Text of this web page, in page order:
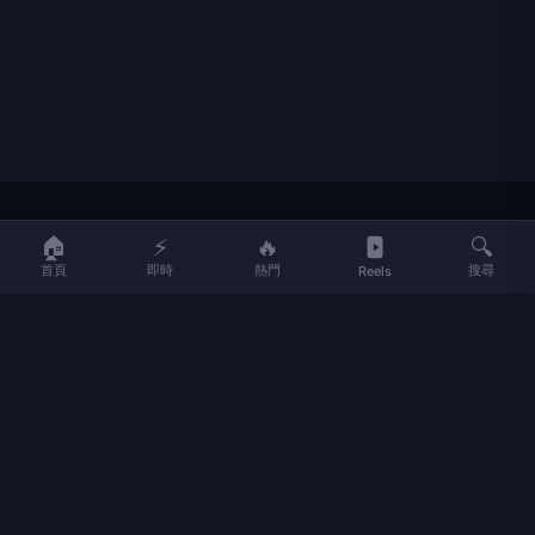
LIFE
LIFE 生活網是台灣領先的生活資訊平台，提供即時新聞、生活、健康、
🏠
首頁
⚡
即時
🔥
熱門 Reels
🔍
搜尋